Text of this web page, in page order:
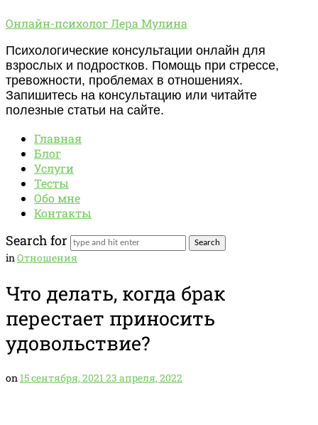
Онлайн-
Лера
Мулина
Онлайн-психолог Лера Мулина
Психологические консультации онлайн для
взрослых и подростков. Помощь при стрессе,
тревожности, проблемах в отношениях.
Запишитесь на консультацию или читайте
полезные статьи на сайте.
Главная
Блог
Услуги
Тесты
Обо мне
Контакты
Search for
inОтношения
Что делать, когда брак
перестает приносить
удовольствие?
on15 сентября, 202123 апреля, 2022